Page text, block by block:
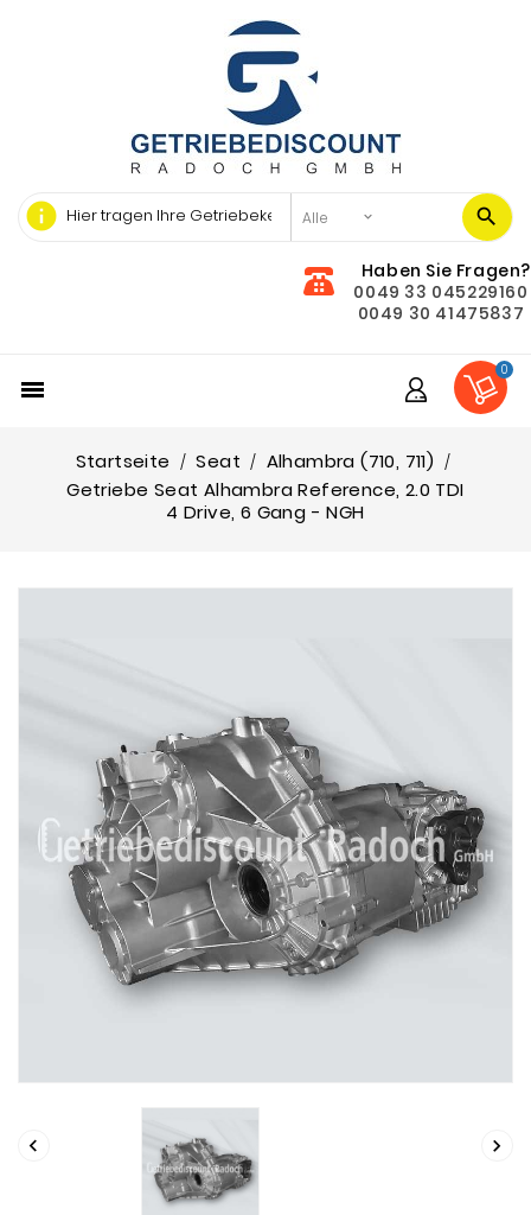
info
Haben Sie Fragen?
0049 33 045229160
0049 30 41475837

0
Startseite Seat
Alhambra (710, 711)
Getriebe Seat Alhambra Reference, 2.0 TDI
4 Drive, 6 Gang - NGH
 